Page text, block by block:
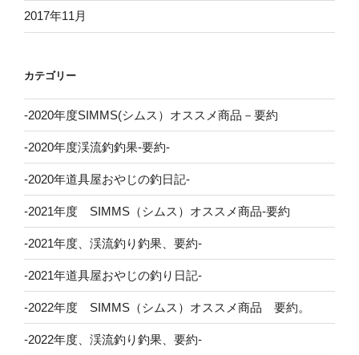
2017年11月
カテゴリー
-2020年度SIMMS(シムス）オススメ商品－要約
-2020年度渓流釣釣果-要約-
-2020年道具屋おやじの釣日記-
-2021年度 SIMMS（シムス）オススメ商品-要約
-2021年度、渓流釣り釣果、要約-
-2021年道具屋おやじの釣り日記-
-2022年度 SIMMS（シムス）オススメ商品 要約。
-2022年度、渓流釣り釣果、要約-